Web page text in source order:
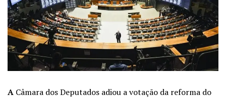
A Câmara dos Deputados adiou a votação da reforma do